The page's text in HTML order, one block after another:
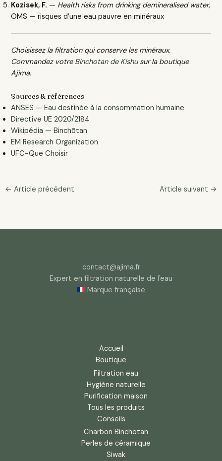
Kozisek, F. — Health risks from drinking demineralised water,
OMS — risques d’une eau pauvre en minéraux
Choisissez la filtration qui conserve les minéraux.
Commandez votre Binchotan de Kishusur la boutique
Ajima.
Sources & références
ANSES — Eau destinée à la consommation humaine
Directive UE 2020/2184
Wikipédia — Binchōtan
EM Research Organization
UFC-Que Choisir
← Article précédent Article suivant →
contact@ajima.fr
Expert en filtration naturelle de l'eau
Marque française
Accueil
Boutique
Filtration eau
Hygiène naturelle
Purification maison
Tous les produits
Conseils
Charbon Binchotan
Perles de céramique
Siwak